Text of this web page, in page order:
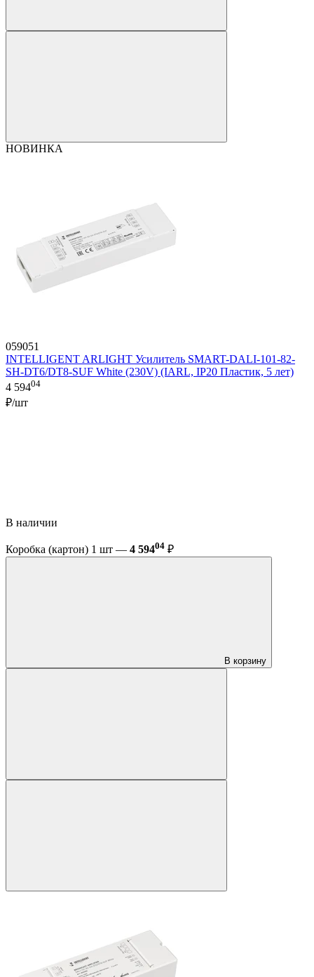
НОВИНКА
059051
INTELLIGENT ARLIGHT Усилитель SMART-DALI-101-82-
SH-DT6/DT8-SUF White (230V) (IARL, IP20 Пластик, 5 лет)
4 59404
₽/шт
В наличии
Коробка (картон) 1 шт — 4 59404 ₽
В корзину